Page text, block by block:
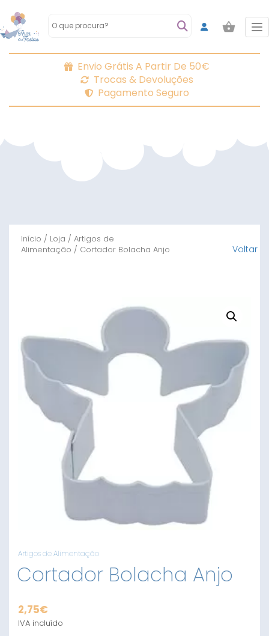
Envio Grátis A Partir De 50€
Trocas & Devoluções
Pagamento Seguro
Início / Loja / Artigos de
Alimentação / Cortador Bolacha Anjo Voltar
Artigos de Alimentação
Cortador Bolacha Anjo
2,75€
IVA incluído